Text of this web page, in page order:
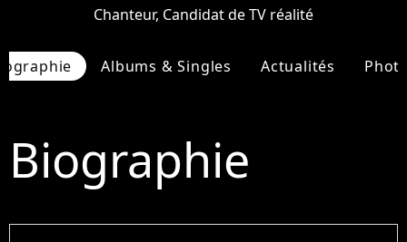
Chanteur, Candidat de TV réalité
Albums & Singles Actualités
Biographie